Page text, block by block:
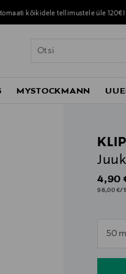
kõikidele tellimustele üle 120€!
MYSTOCKMANN
4,90
98,00 €/1l
50